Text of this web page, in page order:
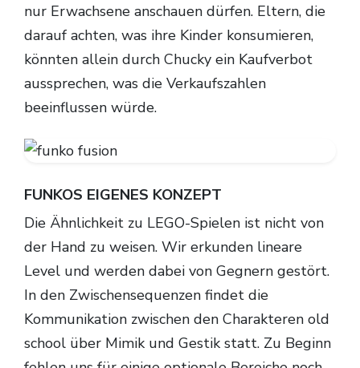
nur Erwachsene anschauen dürfen. Eltern, die
darauf achten, was ihre Kinder konsumieren,
könnten allein durch Chucky ein Kaufverbot
aussprechen, was die Verkaufszahlen
beeinflussen würde.
FUNKOS EIGENES KONZEPT
Die Ähnlichkeit zu LEGO-Spielen ist nicht von
der Hand zu weisen. Wir erkunden lineare
Level und werden dabei von Gegnern gestört.
In den Zwischensequenzen findet die
Kommunikation zwischen den Charakteren old
school über Mimik und Gestik statt. Zu Beginn